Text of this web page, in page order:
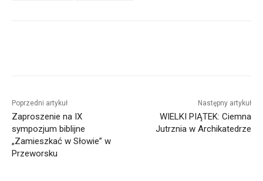
Poprzedni artykuł
Zaproszenie na IX
sympozjum biblijne
„Zamieszkać w Słowie” w
Przeworsku
Następny artykuł
WIELKI PIĄTEK: Ciemna
Jutrznia w Archikatedrze